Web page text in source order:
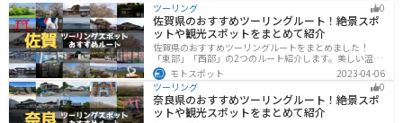
ツーリング 0
佐賀県のおすすめツーリングルート！絶景スポ
ットや観光スポットをまとめて紹介
佐賀県のおすすめツーリングルートをまとめました！
「東部」「西部」の2つのルート紹介します。美しい温泉
地や古墳群、歴史ある城や神社仏閣など、バイクツーリ
ングに適したスポットが多数存在し、様々な楽しみ方が
できます。バイクで佐賀県にツーリングに行く際は参考
にしてください。
モトスポット
2023-04-06
ツーリング
0
奈良県のおすすめツーリングルート！絶景スポ
ットや観光スポットをまとめて紹介